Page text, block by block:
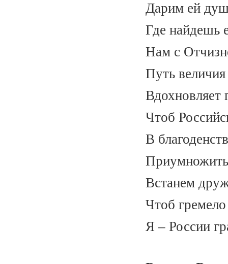
Дарим ей
Где найдешь
Нам с
Путь
Вдохновляет
Чтоб
В
Приумножить
Встанем
Чтоб
Я – России